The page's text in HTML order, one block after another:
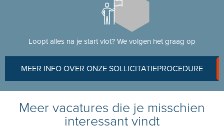
Loopt alles na je start vlot? We volgen het graag op
MEER INFO OVER ONZE SOLLICITATIEPROCEDURE
Meer vacatures die je misschien
interessant vindt